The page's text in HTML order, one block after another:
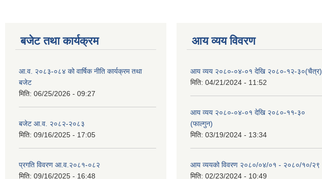
बजेट तथा कार्यक्रम
आ.व. २०८३-०८४ को वार्षिक नीति कार्यक्रम तथा
बजेट
मिति: 06/25/2026 - 09:27
बजेट आ.व. २०८२-२०८३
मिति: 09/16/2025 - 17:05
प्रगति विवरण आ.व.२०८१-०८२
मिति: 09/16/2025 - 16:48
आय व्यय विवरण
आय व्यय २०८०-०४-०१ देखि २०८०-१२-३०(चैत्र)
मिति: 04/21/2024 - 11:52
आय व्यय २०८०-०४-०१ देखि २०८०-११-३०
(फाल्गुन)
मिति: 03/19/2024 - 13:34
आय व्ययको विवरण २०८०/०४/०१ - २०८०/१०/२९
मिति: 02/23/2024 - 10:49